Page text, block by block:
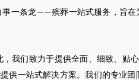
事一条龙——殡葬一站式服务，旨
我们致力于提供全面、细致、贴
供一站式解决方案。我们的专业